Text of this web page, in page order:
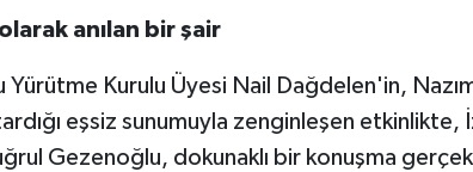
anılan bir şair
Kurulu Üyesi Nail Dağdelen'in,
eşsiz sunumuyla zenginleşen
Gezenoğlu, dokunaklı bir konuşma